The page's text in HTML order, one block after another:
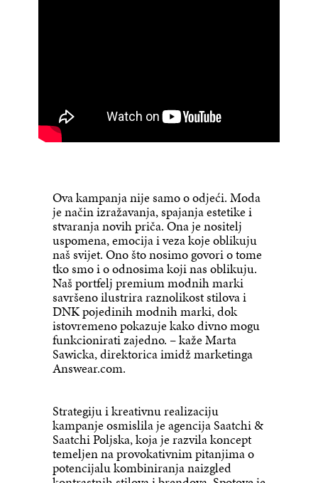
Ova kampanja nije samo o odjeći. Moda
je način izražavanja, spajanja estetike i
stvaranja novih priča. Ona je nositelj
uspomena, emocija i veza koje oblikuju
naš svijet. Ono što nosimo govori o tome
tko smo i o odnosima koji nas oblikuju.
Naš portfelj premium modnih marki
savršeno ilustrira raznolikost stilova i
DNK pojedinih modnih marki, dok
istovremeno pokazuje kako divno mogu
funkcionirati zajedno. – kaže Marta
Sawicka, direktorica imidž marketinga
Answear.com.
Strategiju i kreativnu realizaciju
kampanje osmislila je agencija Saatchi &
Saatchi Poljska, koja je razvila koncept
temeljen na provokativnim pitanjima o
potencijalu kombiniranja naizgled